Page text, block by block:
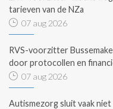
tarieven van de NZa
07 aug 2026
RVS-voorzitter
door protocollen en
07 aug 2026
Autismezorg sluit vaak